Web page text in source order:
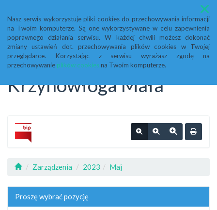
Nasz serwis wykorzystuje pliki cookies do przechowywania informacji
na Twoim komputerze. Są one wykorzystywane w celu zapewnienia
poprawnego działania serwisu. W każdej chwili możesz dokonać
zmiany ustawień dot. przechowywania plików cookies w Twojej
przeglądarce. Korzystając z serwisu wyrażasz zgodę na
przechowywanie plików cookiesna Twoim komputerze.
Menu
Biuletyn Informacji
Publicznej Urząd Gminy
Krzynowłoga Mała
Zarządzenia 2023 Maj
Proszę wybrać pozycję